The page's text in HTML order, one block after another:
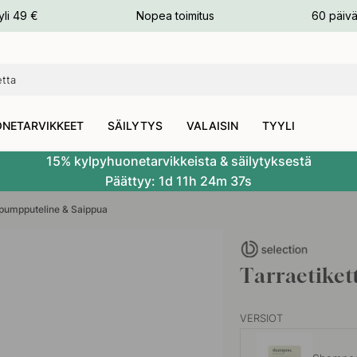
49 € Nopea toimitus 60
SÄILYTYS VALAISIN TYYLI
15% kylpyhuonetarvikkeista & säilytyksestä
Päättyy: 1d 11h 24m 36s
& Saippua
VERSIOT